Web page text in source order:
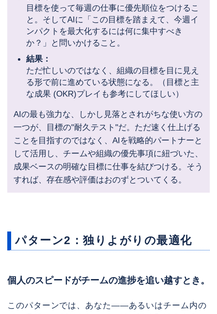
目標を使って毎週の仕事に優先順位をつけるこ
と。そしてAIに「この目標を踏まえて、今週イ
ンパクトを最大化するには何に集中すべき
か？」と問いかけること。
結果：
ただ忙しいのではなく、組織の目標を目に見え
る形で前に進めている状態になる。（目標と主
な成果 (OKR)プレイも参考にしてほしい）
AIの最も強力な、しかし見落とされがちな使い方の
一つが、目標の"耐久テスト"だ。ただ速く仕上げる
ことを目指すのではなく、AIを戦略的パートナーと
して活用し、チームや組織の優先事項に紐づいた、
成果ベースの明確な目標に仕事を結びつける。そう
すれば、存在感や評価はおのずとついてくる。
パターン2：独りよがりの最適化
個人のスピードがチームの進捗を追い越すとき。
このパターンでは、あなた——あるいはチーム内の